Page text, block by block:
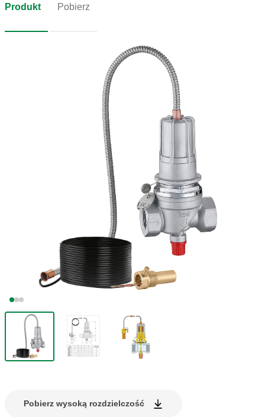
Produkt Pobierz
Pobierz wysoką rozdzielczość